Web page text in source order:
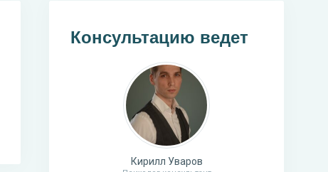
Консультацию ведет
Кирилл Уваров